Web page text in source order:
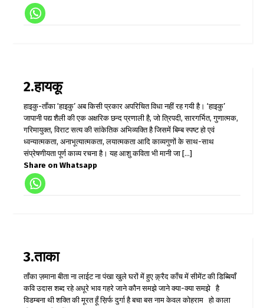
2.हायकू
हाइकु-ताँका ‘हाइकु’ अब किसी प्रकार अपरिचित विधा नहीं रह गयी है। ‘हाइकु’
जापानी पद्य शैली की एक अक्षरिक छन्द प्रणाली है, जो त्रिपदी, सारगर्भित, गुणात्मक,
गरिमायुक्त, विराट सत्य की सांकेतिक अभिव्यक्ति है जिसमें बिम्ब स्पष्ट हो एवं
ध्वन्यात्मकता, अनाभूत्यात्मकता, लयात्मकता आदि काव्यगुणों के साथ-साथ
संप्रेषणीयता पूर्ण काव्य रचना है। यह आशु कविता भी मानी जा [...]
Share on Whatsapp
3.ताका
ताँका ज़माना बीता ना लाईट ना पंखा खुले घरों में हुए क़्रैद काँच में सीमेंट की डिब्बियाँ
कवि उदास शब्द रहे अधूरे भाव गहरे जाने कौन समझे जाने क्या-क्या समझे है
विडम्बना थी शक्ति की मूरत हूँ स़िर्फ दुर्गा है बचा बस नाम केवल कोहराम हो काला